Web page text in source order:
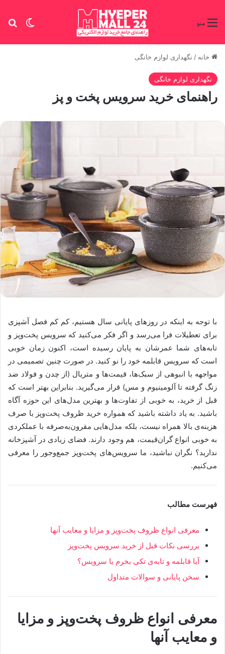
تغییر منو
خانه / نگهداری لوازم خانگی
نگهداری لوازم خانگی
راهنمای خرید سرویس پخت‌ و پز
با توجه به اینکه در روزهای پایانی سال هستیم، کم کم فصل آشپزی
برای تعطیلات فرا می‌رسد و اگر فکر می‌کنید که سرویس پخت‌وپز و
تابه‌های شما عمرشان به پایان رسیده است، اکنون زمان خوبی
است که سرویس قابلمه خود را نو کنید. در صورت چنین تصمیمی در
مواجهه با انبوهی از سبک‌ها، قیمت‌ها و متریال (از چدن و فولاد ضد
زنگ گرفته تا آلومینیوم و مس) قرار می‌گیرید. بنابراین بهتر است که
قبل از خرید، به خوبی از تفاوت‌ها و بهترین‌ مدل‌های این حوزه آگاه
باشید. به یاد داشته باشید که همواره خرید ظروف پخت‌وپز با صرف
هزینه‌ی بالا همراه نیست، بلکه مدل‌هایی مقرون‌به‌صرفه با عملکردی
به خوبی انواع گران‌قیمت، هم وجود دارند. فضای زیادی در آشپزخانه
ندارید؟ نگران نباشید، ما سرویس‌های پخت‌وپز جمع‌وجور را معرفی
می‌کنیم.
فهرست مطالب
معرفی انواع ظروف پخت‌وپز و مزایا و معایب آنها
بررسی نکات قبل از خرید سرویس پخت‌وپز
آیا قابلمه و تابه‌ی تکی بخرم یا سرویس؟
سخن پایانی و سوالات متداول
معرفی انواع ظروف پخت‌وپز و مزایا
و معایب آنها